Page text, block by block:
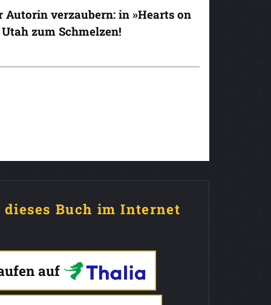
Autorin verzaubern: in »Hearts on
zum Schmelzen!
dieses Buch im Internet
auf